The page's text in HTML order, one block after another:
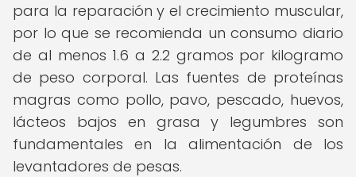
para la reparación y el crecimiento muscular,
por lo que se recomienda un consumo diario
de al menos 1.6 a 2.2 gramos por kilogramo
de peso corporal. Las fuentes de proteínas
magras como pollo, pavo, pescado, huevos,
lácteos bajos en grasa y legumbres son
fundamentales en la alimentación de los
levantadores de pesas.